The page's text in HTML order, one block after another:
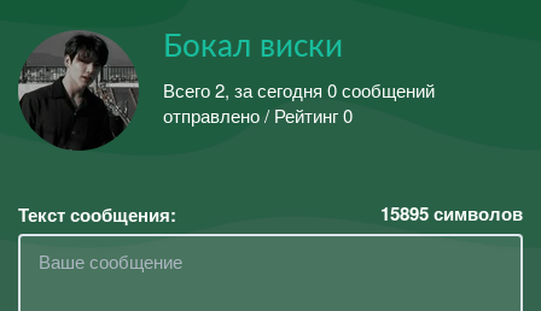
Бокал виски
Всего 2, за сегодня 0 сообщений
отправлено / Рейтинг 0
Текст сообщения: 15895символов